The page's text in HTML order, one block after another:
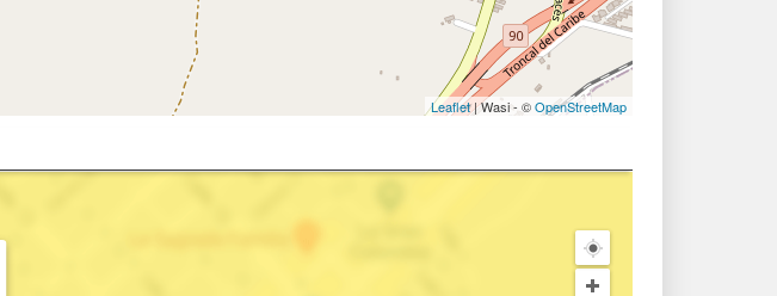
Leaflet| Wasi - ©OpenStreetMap